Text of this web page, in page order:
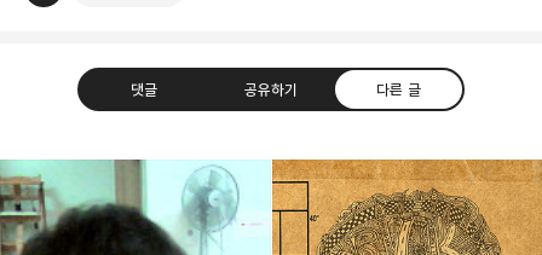
댓글 공유하기 다른 글
thebravepost.com